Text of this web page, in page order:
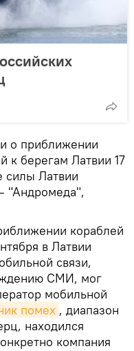
о приближении
к берегам Латвии 17
силы Латвии
"Андромеда",
кораблей
в Латвии
связи,
СМИ, мог
мобильной
помех , диапазон
находился
компания